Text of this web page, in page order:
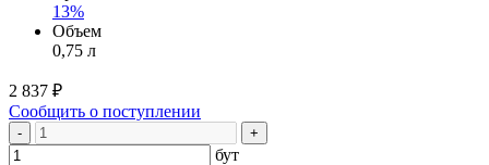
13%
Объем
0,75 л
2 837 ₽
Сообщить о поступлении
- +
бут